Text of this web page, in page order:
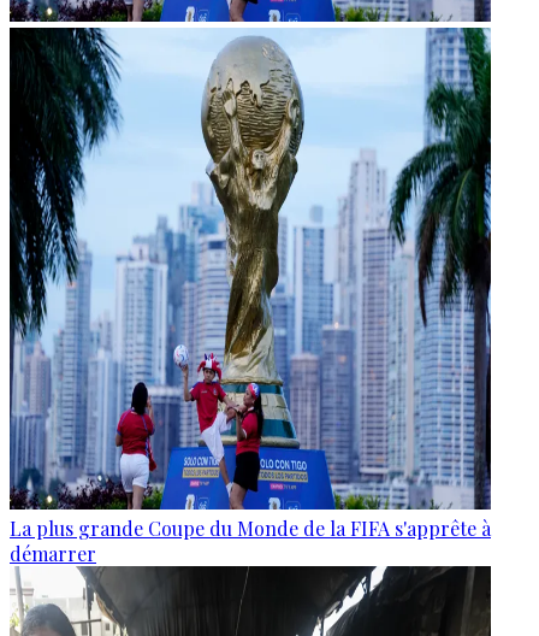
La plus grande Coupe du Monde de la FIFA s'apprête à
démarrer